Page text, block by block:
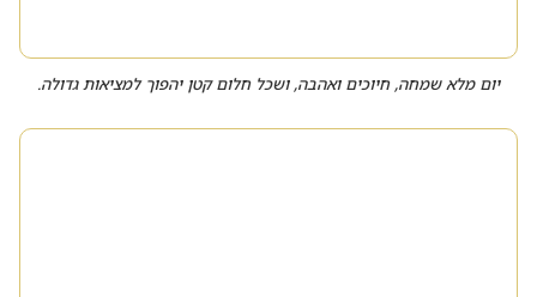
יום מלא שמחה, חיוכים ואהבה, ושכל חלום קטן יהפוך למציאות גדולה.